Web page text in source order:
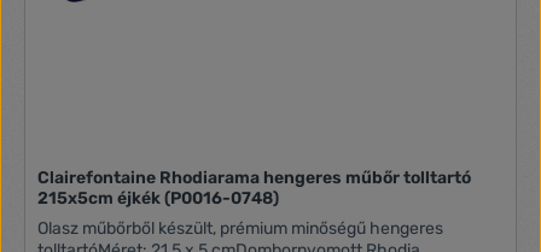
Clairefontaine Rhodiarama hengeres műbőr tolltartó
215x5cm éjkék (P0016-0748)
Olasz műbőrből készült, prémium minőségű hengeres